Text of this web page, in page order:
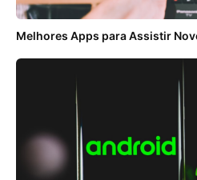
Melhores Apps para Assistir